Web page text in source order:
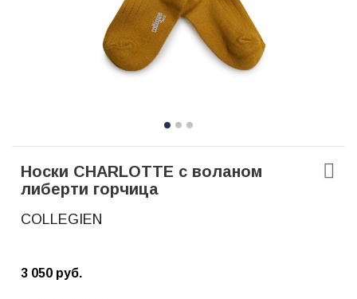
Носки CHARLOTTE с воланом
либерти горчица
COLLEGIEN
3 050 руб.